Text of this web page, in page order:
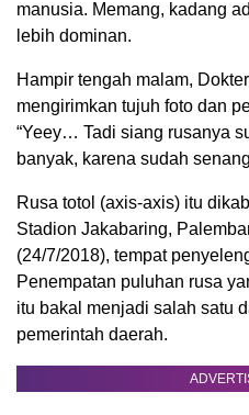
manusia. Memang, kadang
lebih dominan.
Hampir tengah malam,
mengirimkan tujuh foto dan
“Yeey… Tadi siang rusanya
banyak, karena sudah
Rusa totol (axis-axis) itu
Stadion Jakabaring,
(24/7/2018), tempat
Penempatan puluhan rusa
itu bakal menjadi salah satu
pemerintah daerah.